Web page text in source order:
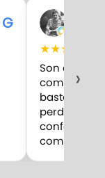
G
★★★
Son
compro.
bastante
perduran
confesar
›